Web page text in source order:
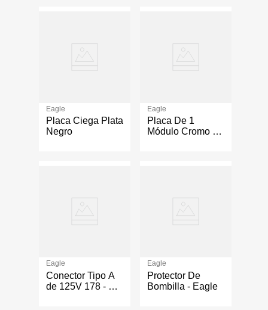
Eagle
Placa Ciega Plata
Negro
Eagle
Placa De 1
Módulo Cromo 1
Eagle
Conector Tipo A
de 125V 178 - 15
Eagle
Protector De
Bombilla - Eagle